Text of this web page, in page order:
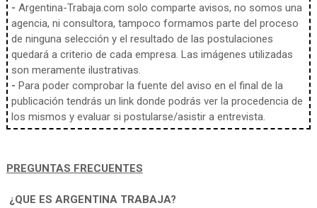
- Argentina-Trabaja.com solo comparte avisos, no somos una
agencia, ni consultora, tampoco formamos parte del proceso
de ninguna selección y el resultado de las postulaciones
quedará a criterio de cada empresa. Las imágenes utilizadas
son meramente ilustrativas.
- Para poder comprobar la fuente del aviso en el final de la
publicación tendrás un link donde podrás ver la procedencia de
los mismos y evaluar si postularse/asistir a entrevista.
PREGUNTAS FRECUENTES
¿QUE ES ARGENTINA TRABAJA?